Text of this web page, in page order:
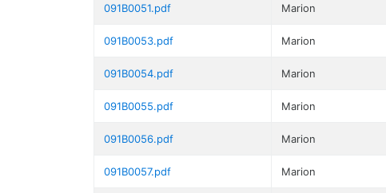
091B0051.pdf Marion
091B0053.pdf Marion
091B0054.pdf Marion
091B0055.pdf Marion
091B0056.pdf Marion
091B0057.pdf Marion